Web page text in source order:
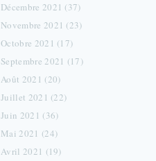
Décembre 2021 (37)
Novembre 2021 (23)
Octobre 2021 (17)
Septembre 2021 (17)
Août 2021 (20)
Juillet 2021 (22)
Juin 2021 (36)
Mai 2021 (24)
Avril 2021 (19)